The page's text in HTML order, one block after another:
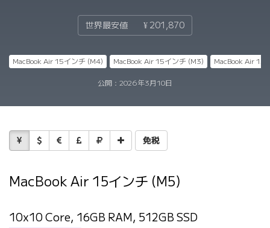
世界最安値 ¥ 201,870
MacBook Air 15インチ (M4) MacBook Air 15インチ (M3) MacBook Air 15
公開： 2026年3月10日
免税
MacBook Air 15インチ (M5)
10x10 Core, 16GB RAM, 512GB SSD